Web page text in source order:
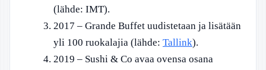
(lähde: IMT).
2017 – Grande Buffet uudistetaan ja lisätään
yli 100 ruokalajia (lähde: Tallink).
2019 – Sushi & Co avaa ovensa osana